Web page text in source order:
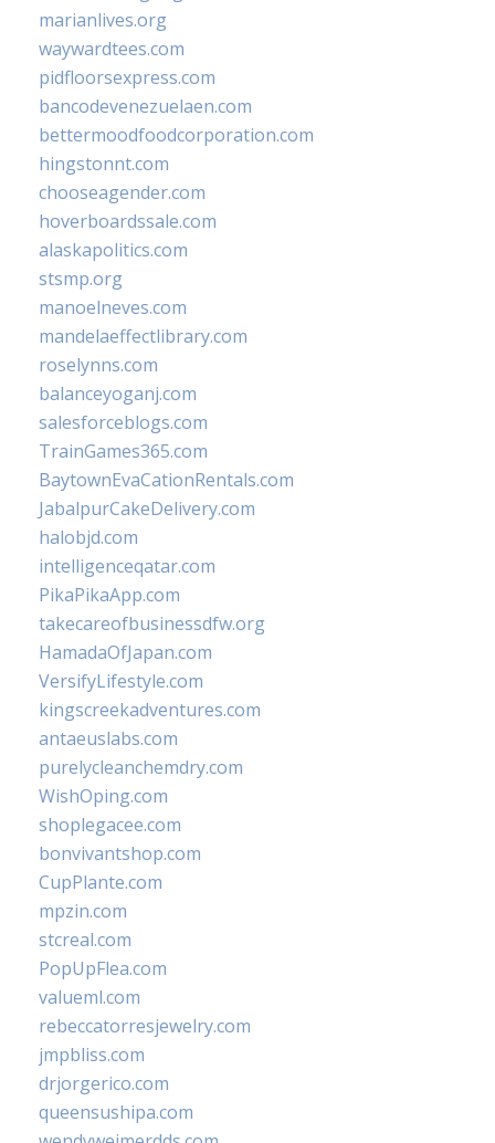
marianlives.org
waywardtees.com
pidfloorsexpress.com
bancodevenezuelaen.com
bettermoodfoodcorporation.com
hingstonnt.com
chooseagender.com
hoverboardssale.com
alaskapolitics.com
stsmp.org
manoelneves.com
mandelaeffectlibrary.com
roselynns.com
balanceyoganj.com
salesforceblogs.com
TrainGames365.com
BaytownEvaCationRentals.com
JabalpurCakeDelivery.com
halobjd.com
intelligenceqatar.com
PikaPikaApp.com
takecareofbusinessdfw.org
HamadaOfJapan.com
VersifyLifestyle.com
kingscreekadventures.com
antaeuslabs.com
purelycleanchemdry.com
WishOping.com
shoplegacee.com
bonvivantshop.com
CupPlante.com
mpzin.com
stcreal.com
PopUpFlea.com
valueml.com
rebeccatorresjewelry.com
jmpbliss.com
drjorgerico.com
queensushipa.com